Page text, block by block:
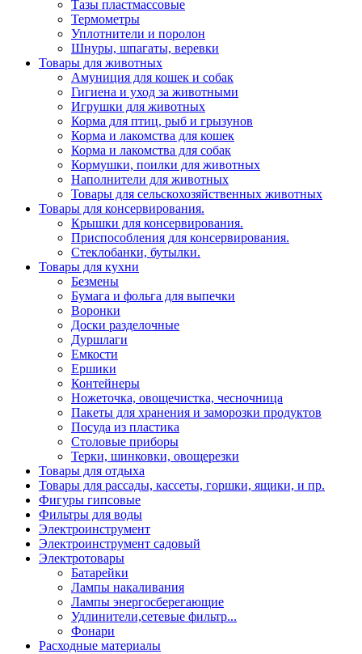
Тазы пластмассовые
Термометры
Уплотнители и поролон
Шнуры, шпагаты, веревки
Товары для животных
Амуниция для кошек и собак
Гигиена и уход за животными
Игрушки для животных
Корма для птиц, рыб и грызунов
Корма и лакомства для кошек
Корма и лакомства для собак
Кормушки, поилки для животных
Наполнители для животных
Товары для сельскохозяйственных животных
Товары для консервирования.
Крышки для консервирования.
Приспособления для консервирования.
Стеклобанки, бутылки.
Товары для кухни
Безмены
Бумага и фольга для выпечки
Воронки
Доски разделочные
Дуршлаги
Емкости
Ершики
Контейнеры
Ножеточка, овощечистка, чесночница
Пакеты для хранения и заморозки продуктов
Посуда из пластика
Столовые приборы
Терки, шинковки, овощерезки
Товары для отдыха
Товары для рассады, кассеты, горшки, ящики, и пр.
Фигуры гипсовые
Фильтры для воды
Электроинструмент
Электроинструмент садовый
Электротовары
Батарейки
Лампы накаливания
Лампы энергосберегающие
Удлинители,сетевые фильтр...
Фонари
Расходные материалы